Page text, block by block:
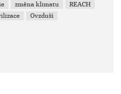
změna klimatu
REACH
Ovzduší